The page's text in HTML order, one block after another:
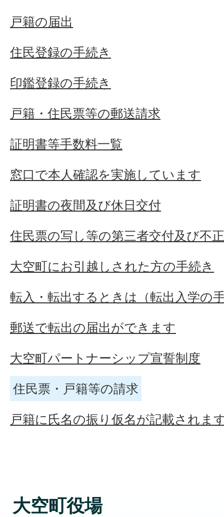
戸籍の届出
住民登録の手続き
印鑑登録の手続き
戸籍・住民票等の郵送請求
証明書等手数料一覧
窓口で本人確認を実施しています
証明書の夜間及び休日交付
住民票の写し等の第三者交付及び不
大空町にお引越しされた方の手続き
転入・転出するときは（転出入学の
郵送で転出の届出ができます
大空町パートナーシップ宣誓制度
住民票・戸籍等の請求
戸籍に氏名の振り仮名が記載されま
大空町役場